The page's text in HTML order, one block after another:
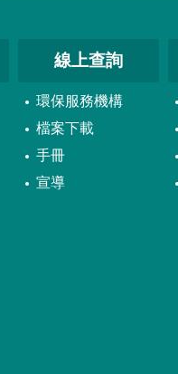
線上查詢
環保服務機構
檔案下載
手冊
宣導